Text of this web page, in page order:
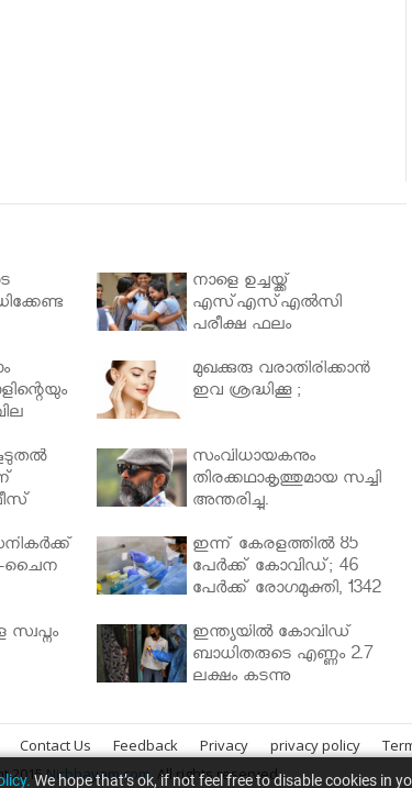
നാളെ ഉച്ചയ്ക്ക്
എസ്എസ്എല്‍സി
പരീക്ഷ ഫലം
മുഖക്കുരു വരാതിരിക്കാന്‍
ഇവ ശ്രദ്ധിക്കൂ ;
സംവിധായകനും
തിരക്കഥാകൃത്തുമായ സച്ചി
അന്തരിച്ചു.
ചൈന
ഇന്ന് കേരളത്തിൽ 85
പേർക്ക് കോവിഡ്; 46
പേർക്ക് രോഗമുക്തി, 1342
ഇന്ത്യയിൽ കോവിഡ്
ബാധിതരുടെ എണ്ണം 2.7
ലക്ഷം കടന്നു
Contact Us Feedback Privacy privacy policy
2015Nirbhayam.com. All rights reserved.
We hope that’s ok, if not feel free to disable cookies in